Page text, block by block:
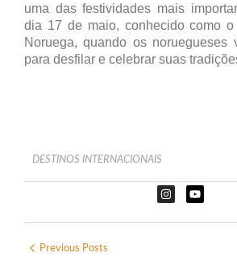
uma das festividades mais
dia 17 de maio, conhecido como
Noruega, quando os noruegueses
para desfilar e celebrar suas
DESTINOS INTERNACIONAIS
Previous Posts